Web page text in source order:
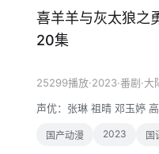
喜羊羊与灰太狼之
20集
25299播放·2023·番剧·大
声优： 张琳 祖晴 邓玉婷
国产动漫 2023 国